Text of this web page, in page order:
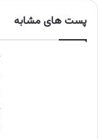
پست های مشابه